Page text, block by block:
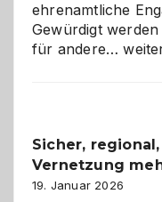
ehrenamtliche
Gewürdigt
für andere…
ein
Alaaf!
Sicher,
Vernetzung
19. Januar 2026